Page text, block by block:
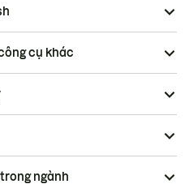
cụ khác
ngành